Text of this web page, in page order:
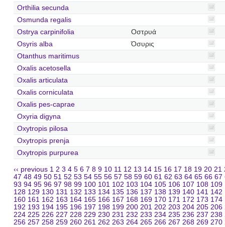
Orthilia secunda
Osmunda regalis
Ostrya carpinifolia
Οστρυά
Osyris alba
Όσυρις
Otanthus maritimus
Oxalis acetosella
Oxalis articulata
Oxalis corniculata
Oxalis pes-caprae
Oxyria digyna
Oxytropis pilosa
Oxytropis prenja
Oxytropis purpurea
‹‹ previous 1 2 3 4 5 6 7 8 9 10 11 12 13 14 15 16 17 18 19 20 21
47 48 49 50 51 52 53 54 55 56 57 58 59 60 61 62 63 64 65 66 67
93 94 95 96 97 98 99 100 101 102 103 104 105 106 107 108 109
128 129 130 131 132 133 134 135 136 137 138 139 140 141 142
160 161 162 163 164 165 166 167 168 169 170 171 172 173 174
192 193 194 195 196 197 198 199 200 201 202 203 204 205 206
224 225 226 227 228 229 230 231 232 233 234 235 236 237 238
256 257 258 259 260 261 262 263 264 265 266 267 268 269 270